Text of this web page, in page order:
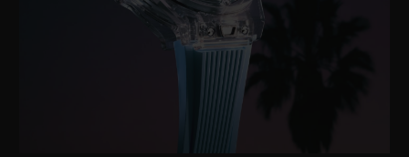
ONE CLICK KING GOLD
DIAMONDS 33 MM